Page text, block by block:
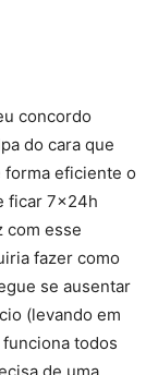
concordo
do cara que
forma eficiente o
ficar 7x24h
com esse
fazer como
se ausentar
(levando em
todos
de uma